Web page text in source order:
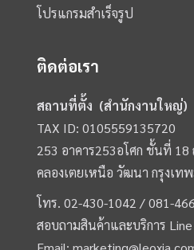
โปรแกรมสำเร็จรูป
ติดต่อเรา
สถานที่ตั้ง (สำนักงานใหญ่)
TAX ID: 0105559135720
253 อาคาร253อโศก ชั้นที่
คลองเตยเหนือ วัฒนา กรุงเท
โทร.02-430-1042 /081-
สอบถามสินค้าและบริการ